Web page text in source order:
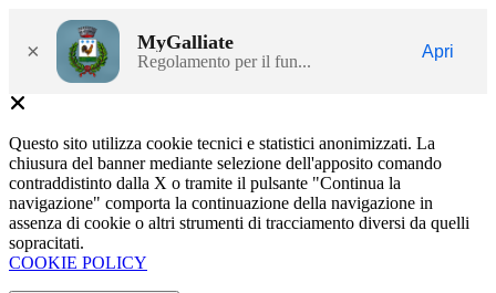
× MyGalliate
Regolamento per il fun...
Apri
Questo sito utilizza cookie tecnici e statistici anonimizzati. La
chiusura del banner mediante selezione dell'apposito comando
contraddistinto dalla X o tramite il pulsante "Continua la
navigazione" comporta la continuazione della navigazione in
assenza di cookie o altri strumenti di tracciamento diversi da quelli
sopracitati.
COOKIE POLICY